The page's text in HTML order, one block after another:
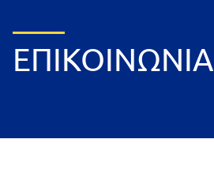
ΕΠΙΚΟΙΝΩΝΙΑ